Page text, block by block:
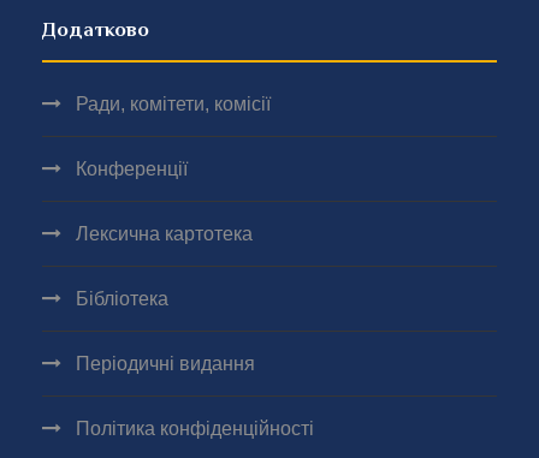
Додатково
Ради, комітети, комісії
Конференції
Лексична картотека
Бібліотека
Періодичні видання
Політика конфіденційності